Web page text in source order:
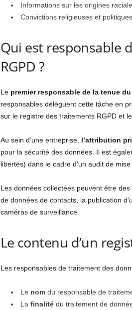
Informations sur les origines
Convictions religieuses et politiques
Qui est responsable
RGPD ?
Le premier responsable de la tenue
responsables délèguent cette tâche en
sur le registre des traitements RGPD et
Au sein d’une entreprise, l’attribution
pour la sécurité des données. Il est
libertés) dans le cadre d’un audit de
Les données collectées peuvent être
de données de contacts, la publication
caméras de surveillance.
Le contenu d’un
Les responsables de traitement des
Le nomdu responsable de
La finalitédu traitement de